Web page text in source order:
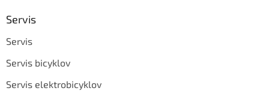
Servis
Servis
Servis bicyklov
Servis elektrobicyklov